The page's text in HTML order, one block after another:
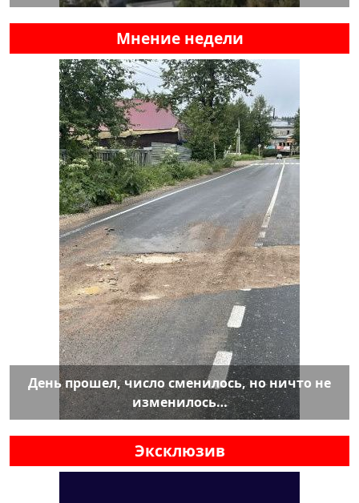
Мнение недели
День прошел, число сменилось, но ничто не
изменилось…
Эксклюзив